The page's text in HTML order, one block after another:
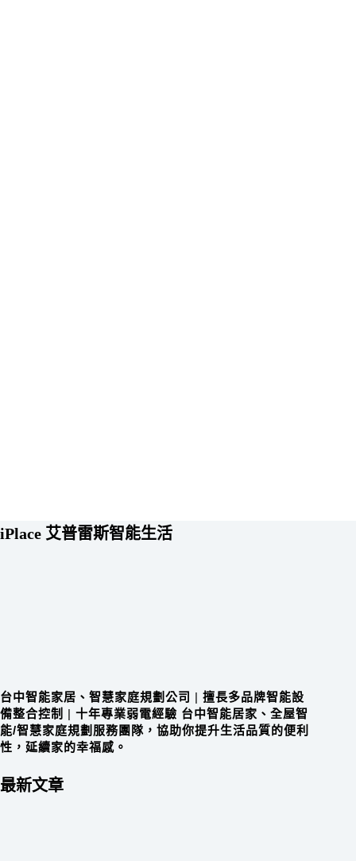
iPlace 艾普雷斯智能生活
台中智能家居、智慧家庭規劃公司 | 擅長多品牌智能設
備整合控制 | 十年專業弱電經驗 台中智能居家、全屋智
能/智慧家庭規劃服務團隊，協助你提升生活品質的便利
性，延續家的幸福感。
最新文章